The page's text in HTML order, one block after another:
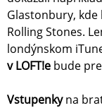
Glastonbury,
Rolling Stones.
londýnskom
v LOFT!e bude
Vstupenkyna